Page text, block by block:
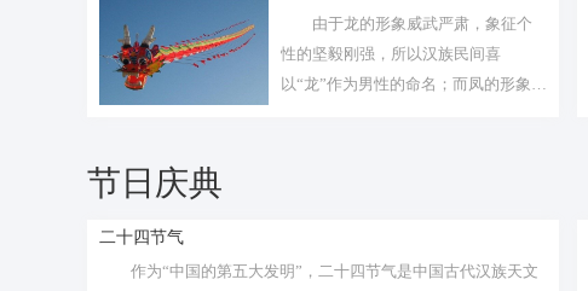
由于龙的形象威武严肃，象征个
性的坚毅刚强，所以汉族民间喜
以“龙”作为男性的命名；而凤的形象艳
节日庆典
二十四节气
作为“中国的第五大发明”，二十四节气是中国古代汉族天文